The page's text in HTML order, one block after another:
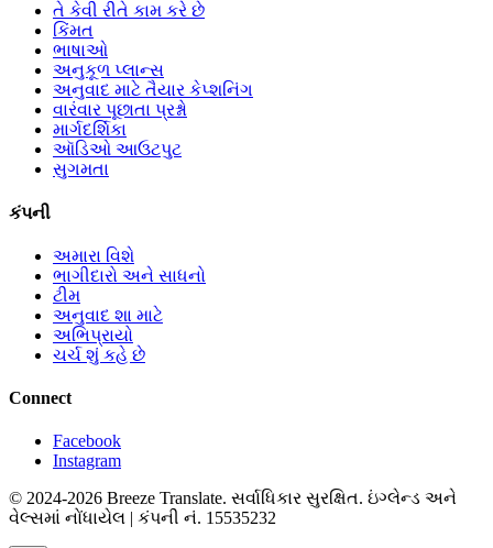
તે કેવી રીતે કામ કરે છે
કિંમત
ભાષાઓ
અનુકૂળ પ્લાન્સ
અનુવાદ માટે તૈયાર કેપ્શનિંગ
વારંવાર પૂછાતા પ્રશ્નો
માર્ગદર્શિકા
ઑડિઓ આઉટપુટ
સુગમતા
કંપની
અમારા વિશે
ભાગીદારો અને સાધનો
ટીમ
અનુવાદ શા માટે
અભિપ્રાયો
ચર્ચ શું કહે છે
Connect
Facebook
Instagram
© 2024-2026 Breeze Translate. સર્વાધિકાર સુરક્ષિત. ઇંગ્લેન્ડ અને
વેલ્સમાં નોંધાયેલ | કંપની નં. 15535232